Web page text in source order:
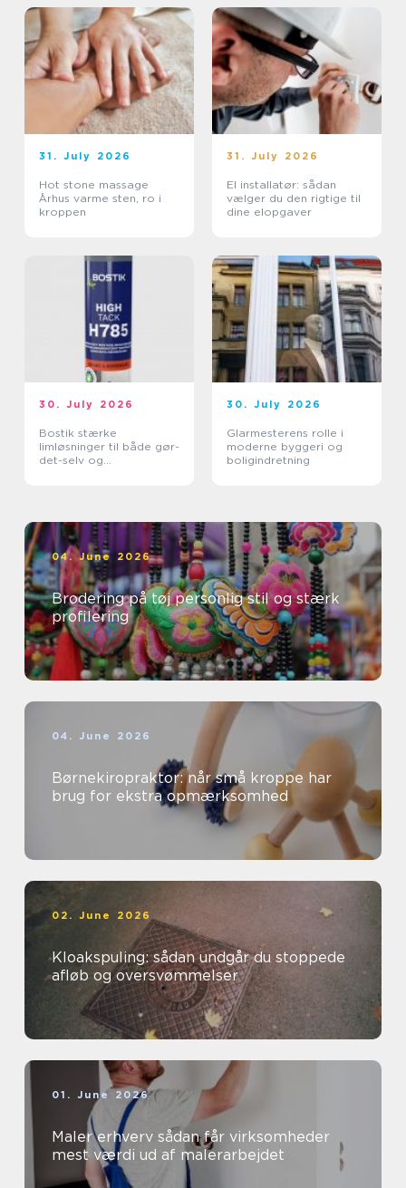
31. July 2026
Hot stone massage
Århus varme sten, ro i
kroppen
31. July 2026
El installatør: sådan
vælger du den rigtige til
dine elopgaver
30. July 2026
Bostik stærke
limløsninger til både gør-
det-selv og
30. July 2026
Glarmesterens rolle i
moderne byggeri og
boligindretning
04. June 2026
Brodering på tøj personlig stil og stærk
profilering
04. June 2026
Børnekiropraktor: når små kroppe har
brug for ekstra opmærksomhed
02. June 2026
Kloakspuling: sådan undgår du stoppede
afløb og oversvømmelser
01. June 2026
Maler erhverv sådan får virksomheder
mest værdi ud af malerarbejdet